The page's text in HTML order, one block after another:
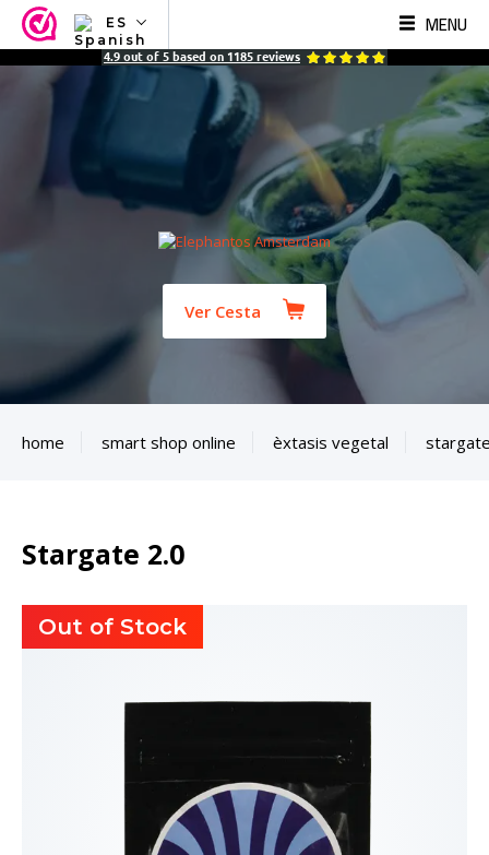
ES
NL
ES
MENU
4.9 out of 5 based on 1185 reviews
Ver Cesta
home smart shop online èxtasis vegetal
Stargate 2.0
Out of Stock